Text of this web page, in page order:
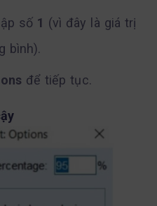
số 1 (vì đây là giá trị
bình).
để tiếp tục.